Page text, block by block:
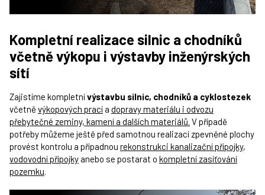
Kompletní realizace silnic a chodníků
včetně výkopu i výstavby inženýrských
sítí
Zajistíme kompletnívýstavbu silnic, chodníků a cyklostezek
včetně výkopových prací a dopravy materiálu i odvozu
přebytečné zeminy, kamení a dalších materiálů. V případě
potřeby můžeme ještě před samotnou realizací zpevněné plochy
provést kontrolu a případnou rekonstrukci kanalizační přípojky,
vodovodní přípojky anebo se postarat o kompletní zasíťování
pozemku.